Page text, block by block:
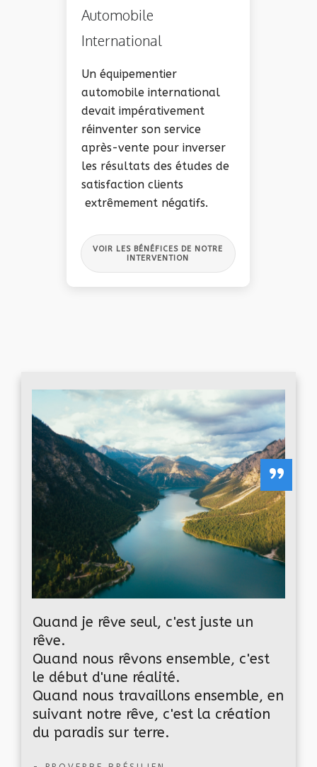
Automobile
International
Un équipementier
automobile international
devait impérativement
réinventer son service
après-vente pour inverser
les résultats des études de
satisfaction clients
extrêmement négatifs.
VOIR LES BÉNÉFICES DE NOTRE
INTERVENTION
”
Quand je rêve seul, c'est juste un
rêve.
Quand nous rêvons ensemble, c'est
le début d'une réalité.
Quand nous travaillons ensemble, en
suivant notre rêve, c'est la création
du paradis sur terre.